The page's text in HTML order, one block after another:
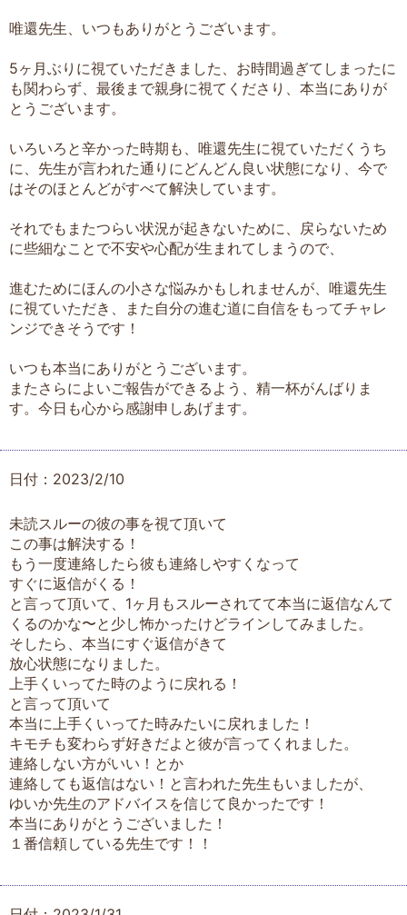
唯還先生、いつもありがとうございます。
5ヶ月ぶりに視ていただきました、お時間過ぎてしまったに
も関わらず、最後まで親身に視てくださり、本当にありが
とうございます。
いろいろと辛かった時期も、唯還先生に視ていただくうち
に、先生が言われた通りにどんどん良い状態になり、今で
はそのほとんどがすべて解決しています。
それでもまたつらい状況が起きないために、戻らないため
に些細なことで不安や心配が生まれてしまうので、
進むためにほんの小さな悩みかもしれませんが、唯還先生
に視ていただき、また自分の進む道に自信をもってチャレ
ンジできそうです！
いつも本当にありがとうございます。
またさらによいご報告ができるよう、精一杯がんばりま
す。今日も心から感謝申しあげます。
日付：2023/2/10
未読スルーの彼の事を視て頂いて
この事は解決する！
もう一度連絡したら彼も連絡しやすくなって
すぐに返信がくる！
と言って頂いて、1ヶ月もスルーされてて本当に返信なんて
くるのかな〜と少し怖かったけどラインしてみました。
そしたら、本当にすぐ返信がきて
放心状態になりました。
上手くいってた時のように戻れる！
と言って頂いて
本当に上手くいってた時みたいに戻れました！
キモチも変わらず好きだよと彼が言ってくれました。
連絡しない方がいい！とか
連絡しても返信はない！と言われた先生もいましたが、
ゆいか先生のアドバイスを信じて良かったです！
本当にありがとうございました！
１番信頼している先生です！！